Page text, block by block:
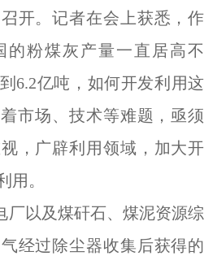
开。记者在会上获悉，作
的粉煤灰产量一直居高不
6.2亿吨，如何开发利用这
市场、技术等难题，亟须
，广辟利用领域，加大开
用。
厂以及煤矸石、煤泥资源综
经过除尘器收集后获得的